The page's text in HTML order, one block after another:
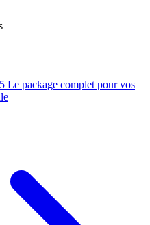
Le package complet pour vos